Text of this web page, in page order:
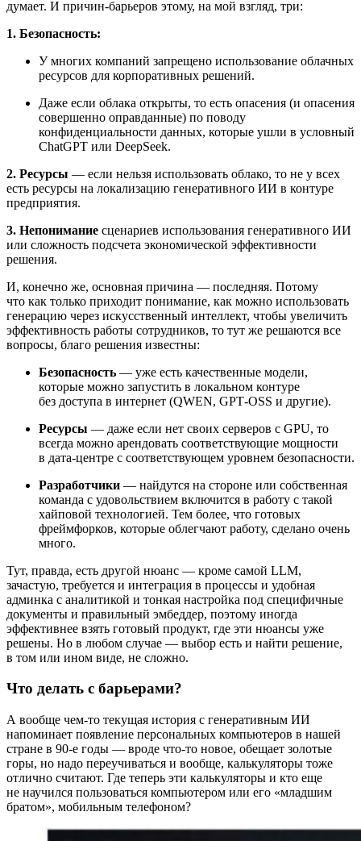
думает. И причин‑барьеров этому, на мой взгляд, три:
1. Безопасность:
У многих компаний запрещено использование облачных
ресурсов для корпоративных решений.
Даже если облака открыты, то есть опасения (и опасения
совершенно оправданные) по поводу
конфиденциальности данных, которые ушли в условный
ChatGPT или DeepSeek.
2. Ресурсы — если нельзя использовать облако, то не у всех
есть ресурсы на локализацию генеративного ИИ в контуре
предприятия.
3. Непонимание сценариев использования генеративного ИИ
или сложность подсчета экономической эффективности
решения.
И, конечно же, основная причина — последняя. Потому
что как только приходит понимание, как можно использовать
генерацию через искусственный интеллект, чтобы увеличить
эффективность работы сотрудников, то тут же решаются все
вопросы, благо решения известны:
Безопасность — уже есть качественные модели,
которые можно запустить в локальном контуре
без доступа в интернет (QWEN, GPT‑OSS и другие).
Ресурсы — даже если нет своих серверов с GPU, то
всегда можно арендовать соответствующие мощности
в дата‑центре с соответствующем уровнем безопасности.
Разработчики — найдутся на стороне или собственная
команда с удовольствием включится в работу с такой
хайповой технологией. Тем более, что готовых
фреймфорков, которые облегчают работу, сделано очень
много.
Тут, правда, есть другой нюанс — кроме самой LLM,
зачастую, требуется и интеграция в процессы и удобная
админка с аналитикой и тонкая настройка под специфичные
документы и правильный эмбеддер, поэтому иногда
эффективнее взять готовый продукт, где эти нюансы уже
решены. Но в любом случае — выбор есть и найти решение,
в том или ином виде, не сложно.
Что делать с барьерами?
А вообще чем‑то текущая история с генеративным ИИ
напоминает появление персональных компьютеров в нашей
стране в 90-е годы — вроде что‑то новое, обещает золотые
горы, но надо переучиваться и вообще, калькуляторы тоже
отлично считают. Где теперь эти калькуляторы и кто еще
не научился пользоваться компьютером или его «младшим
братом», мобильным телефоном?